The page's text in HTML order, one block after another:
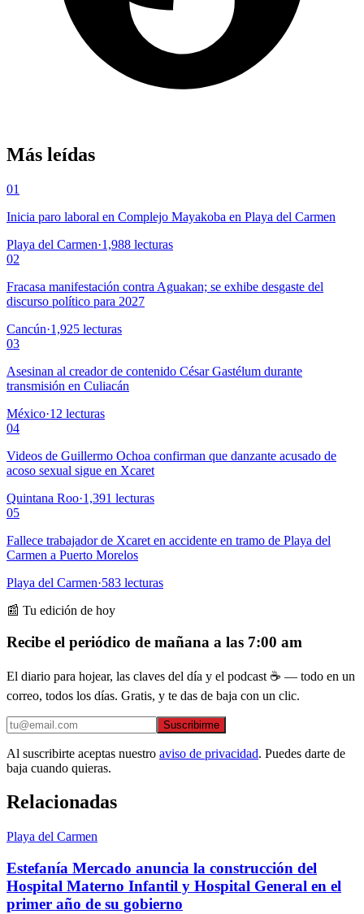
Más leídas
01
Inicia paro laboral en Complejo Mayakoba en Playa del Carmen
Playa del Carmen·1,988 lecturas
02
Fracasa manifestación contra Aguakan; se exhibe desgaste del
discurso político para 2027
Cancún·1,925 lecturas
03
Asesinan al creador de contenido César Gastélum durante
transmisión en Culiacán
México·12 lecturas
04
Videos de Guillermo Ochoa confirman que danzante acusado de
acoso sexual sigue en Xcaret
Quintana Roo·1,391 lecturas
05
Fallece trabajador de Xcaret en accidente en tramo de Playa del
Carmen a Puerto Morelos
Playa del Carmen·583 lecturas
📰 Tu edición de hoy
Recibe el periódico de mañana a las 7:00 am
El diario para hojear, las claves del día y el podcast ☕ — todo en un
correo, todos los días. Gratis, y te das de baja con un clic.
Suscribirme
Al suscribirte aceptas nuestro aviso de privacidad. Puedes darte de
baja cuando quieras.
Relacionadas
Playa del Carmen
Estefanía Mercado anuncia la construcción del
Hospital Materno Infantil y Hospital General en el
primer año de su gobierno